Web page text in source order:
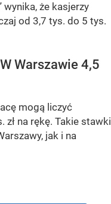
wynika, że kasjerzy
od 3,7 tys. do 5 tys.
Warszawie 4,5
mogą liczyć
zł na rękę. Takie stawki
jak i na